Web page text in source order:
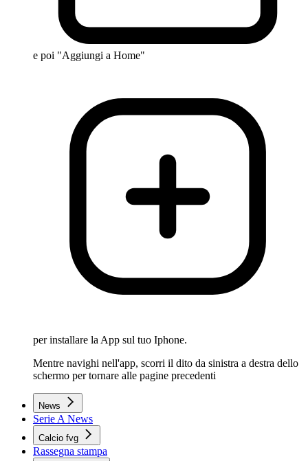
e poi "Aggiungi a Home"
per installare la App sul tuo Iphone.
Mentre navighi nell'app, scorri il dito da sinistra a destra dello
schermo per tornare alle pagine precedenti
News
Serie A News
Calcio fvg
Rassegna stampa